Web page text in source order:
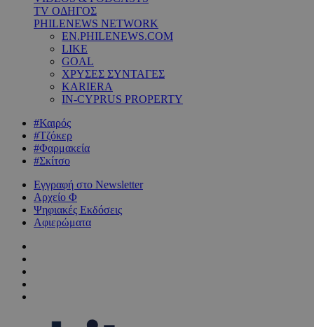
TV ΟΔΗΓΟΣ
PHILENEWS NETWORK
EN.PHILENEWS.COM
LIKE
GOAL
ΧΡΥΣΕΣ ΣΥΝΤΑΓΕΣ
KARIERA
IN-CYPRUS PROPERTY
#Καιρός
#Τζόκερ
#Φαρμακεία
#Σκίτσο
Εγγραφή στο Newsletter
Αρχείο Φ
Ψηφιακές Εκδόσεις
Αφιερώματα